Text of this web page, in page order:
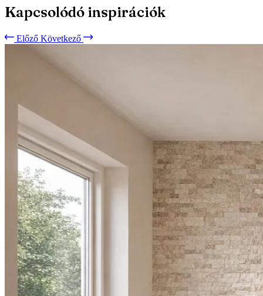
Kapcsolódó inspirációk
Előző Következő